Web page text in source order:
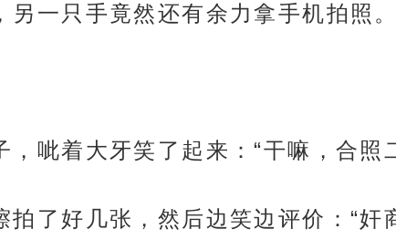
一只手竟然还有余力拿手机拍照。
呲着大牙笑了起来：“干嘛，合照
拍了好几张，然后边笑边评价：“